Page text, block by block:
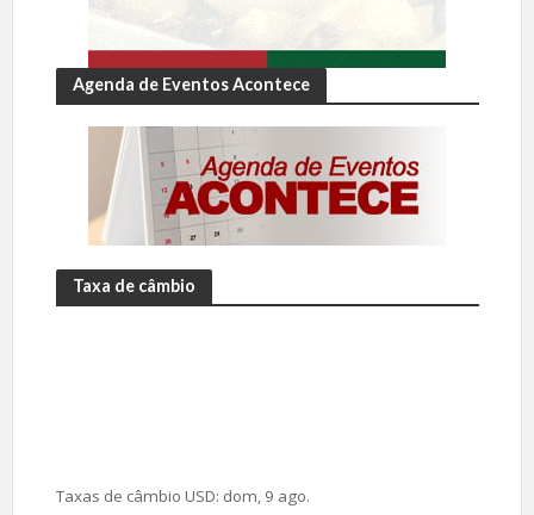
Agenda de Eventos Acontece
Taxa de câmbio
Taxas de câmbio USD: dom, 9 ago.